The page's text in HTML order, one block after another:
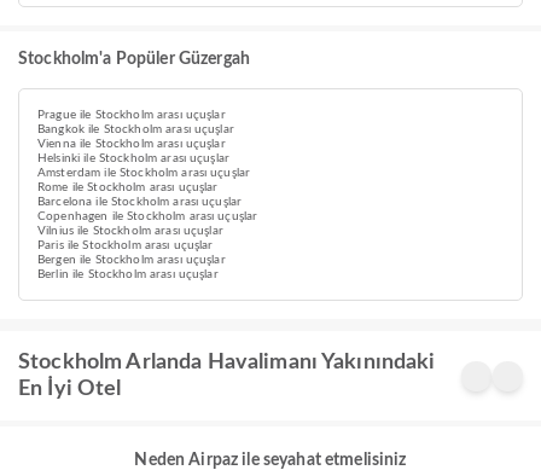
Stockholm'a Popüler Güzergah
Prague ile Stockholm arası uçuşlar
Bangkok ile Stockholm arası uçuşlar
Vienna ile Stockholm arası uçuşlar
Helsinki ile Stockholm arası uçuşlar
Amsterdam ile Stockholm arası uçuşlar
Rome ile Stockholm arası uçuşlar
Barcelona ile Stockholm arası uçuşlar
Copenhagen ile Stockholm arası uçuşlar
Vilnius ile Stockholm arası uçuşlar
Paris ile Stockholm arası uçuşlar
Bergen ile Stockholm arası uçuşlar
Berlin ile Stockholm arası uçuşlar
Stockholm Arlanda Havalimanı Yakınındaki
En İyi Otel
Neden Airpaz ile seyahat etmelisiniz